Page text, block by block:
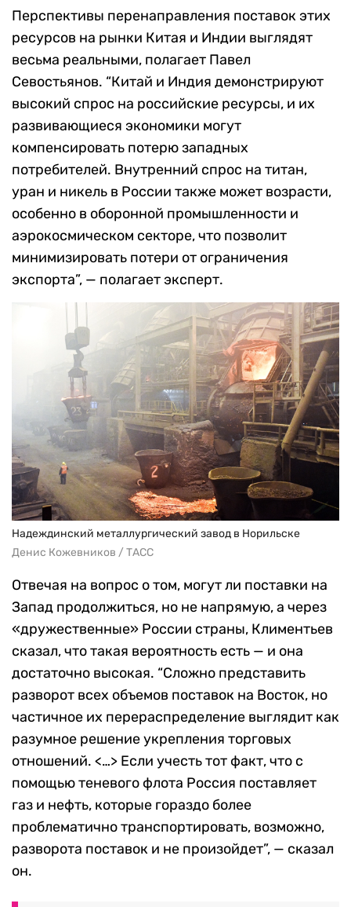
Перспективы перенаправления поставок этих
ресурсов на рынки Китая и Индии выглядят
весьма реальными, полагает Павел
Севостьянов. “Китай и Индия демонстрируют
высокий спрос на российские ресурсы, и их
развивающиеся экономики могут
компенсировать потерю западных
потребителей. Внутренний спрос на титан,
уран и никель в России также может возрасти,
особенно в оборонной промышленности и
аэрокосмическом секторе, что позволит
минимизировать потери от ограничения
экспорта”, — полагает эксперт.
Надеждинский металлургический завод в Норильске
Денис Кожевников / ТАСС
Отвечая на вопрос о том, могут ли поставки на
Запад продолжиться, но не напрямую, а через
«дружественные» России страны, Климентьев
сказал, что такая вероятность есть — и она
достаточно высокая. “Сложно представить
разворот всех объемов поставок на Восток, но
частичное их перераспределение выглядит как
разумное решение укрепления торговых
отношений. <…> Если учесть тот факт, что с
помощью теневого флота Россия поставляет
газ и нефть, которые гораздо более
проблематично транспортировать, возможно,
разворота поставок и не произойдет”, — сказал
он.